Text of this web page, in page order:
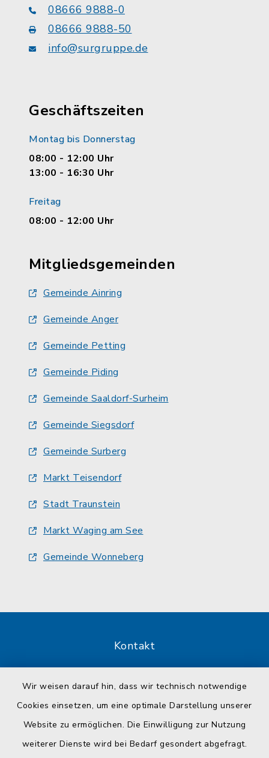
Wir weisen darauf hin, dass wir technisch notwendige
Cookies einsetzen, um eine optimale Darstellung unserer
Website zu ermöglichen. Die Einwilligung zur Nutzung
weiterer Dienste wird bei Bedarf gesondert abgefragt.
08666 9888-0
08666 9888-50
info@surgruppe.de
Geschäftszeiten
Montag bis Donnerstag
08:00 - 12:00 Uhr
13:00 - 16:30 Uhr
Freitag
08:00 - 12:00 Uhr
Mitgliedsgemeinden
Gemeinde Ainring
Gemeinde Anger
Gemeinde Petting
Gemeinde Piding
Gemeinde Saaldorf-Surheim
Gemeinde Siegsdorf
Gemeinde Surberg
Markt Teisendorf
Stadt Traunstein
Markt Waging am See
Gemeinde Wonneberg
Kontakt
Datenschutz
Impressum